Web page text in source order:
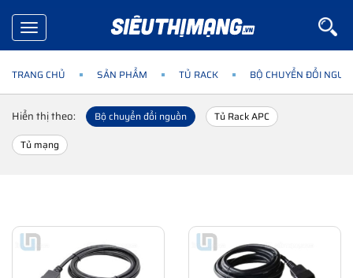
Toggle
navigation
TRANG CHỦ SẢN PHẨM TỦ RACK BỘ CHUYỂN ĐỔI
Hiển thị theo: Bộ chuyển đổi nguồn
Tủ Rack APC
Tủ mạng